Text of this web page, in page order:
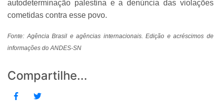
autodeterminação palestina e a denúncia das violações
cometidas contra esse povo.
Fonte: Agência Brasil e agências internacionais. Edição e acréscimos de
informações do ANDES-SN
Compartilhe...